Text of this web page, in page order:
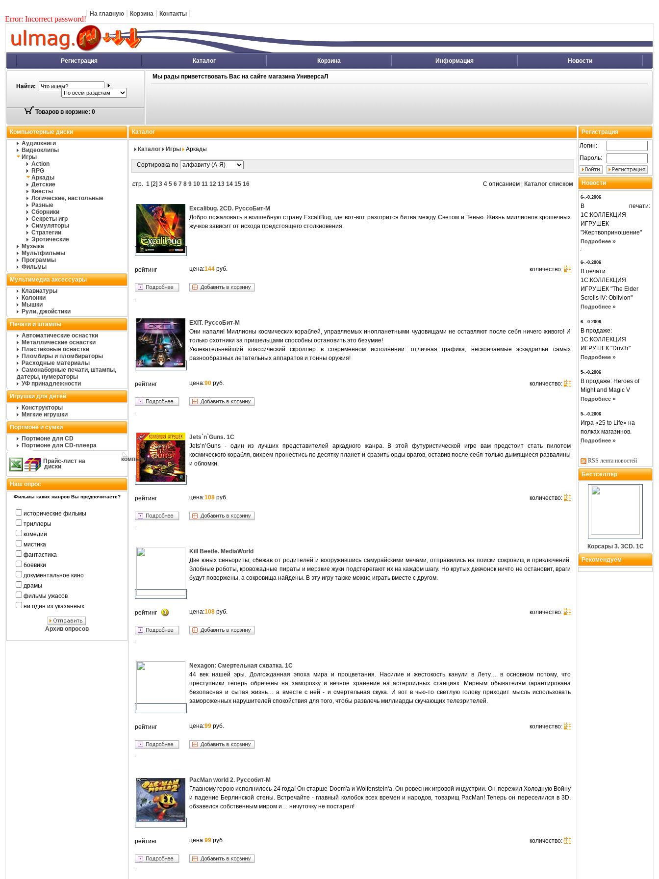
Error: Incorrect password!
На главную Корзина Контакты
Регистрация Каталог Корзина Информация Новости
Найти:
Товаров в корзине: 0
Мы рады приветствовать Вас на сайте магазина УниверсаЛ
Компьютерные диски
Аудиокниги
Видеоклипы
Игры
Action
RPG
Аркады
Детские
Квесты
Логические, настольные
Разные
Сборники
Секреты игр
Симуляторы
Стратегии
Эротические
Музыка
Мультфильмы
Программы
Фильмы
Мультимедиа аксессуары
Клавиатуры
Колонки
Мышки
Рули, джойстики
Печати и штампы
Автоматические оснастки
Металлические оснастки
Пластиковые оснастки
Пломбиры и пломбираторы
Расходные материалы
Самонаборные печати, штампы,
датеры, нумераторы
УФ принадлежности
Игрушки для детей
Конструкторы
Мягкие игрушки
Портмоне и сумки
Портмоне для CD
Портмоне для CD-плеера
Прайс-лист на
компьютерные
диски
Наш опрос
Фильмы каких жанров Вы предпочитаете?
исторические фильмы
триллеры
комедии
мистика
фантастика
боевики
документальное кино
драмы
фильмы ужасов
ни один из указанных
Архив опросов
Каталог
Каталог Игры Аркады
Сортировка по
стр. 1 [2] 3 4 5 6 7 8 9 10 11 12 13 14 15 16 С описанием Каталог списком
Excalibug. 2CD. РуссоБит-М
Добро пожаловать в волшебную страну ExcaliBug, где вот-вот разгорится битва между Светом и Тенью. Жизнь миллионов крошечных
жучков зависит от исхода предстоящего столкновения.
рейтинг цена:144 руб. количество:
EXIT. РуссоБит-М
Они напали! Миллионы космических кораблей, управляемых инопланетными чудовищами не оставляют после себя ничего живого! И
только охотники за пришельцами способны остановить это безумие!
Увлекательнейший классический скроллер в современном исполнении: отличная графика, нескончаемые эскадрильи самых
разнообразных летательных аппаратов и тонны оружия!
рейтинг цена:90 руб. количество:
Jets`n`Guns. 1С
Jets’n’Guns - один из лучших представителей аркадного жанра. В этой футуристической игре вам предстоит стать пилотом
космического корабля, вихрем пронестись по десятку планет и сразить орды врагов, оставив после себя только дымящиеся развалины
и обломки.
рейтинг цена:108 руб. количество:
Kill Beetle. MediaWorld
Две юных сеньориты, сбежав от родителей и вооружившись самурайскими мечами, отправились на поиски сокровищ и приключений.
Злобные роботы, кровожадные пираты и мерзкие жуки подстерегают их на каждом шагу. Но крутых девчонок ничто не остановит, враги
будут повержены, а сокровища найдены. В эту игру также можно играть вместе с другом.
рейтинг цена:108 руб. количество:
Nexagon: Смертельная схватка. 1С
44 век нашей эры. Долгожданная эпоха мира и процветания. Насилие и жестокость канули в Лету… в основном потому, что
преступники теперь обречены на заморозку и вечное хранение на астероидных станциях. Мирным обывателям гарантирована
безопасная и сытая жизнь… а вместе с ней - и смертельная скука. И вот в чью-то светлую голову приходит мысль использовать
замороженных нарушителей спокойствия для того, чтобы развлечь миллиарды скучающих телезрителей.
рейтинг цена:99 руб. количество:
PacMan world 2. Руссобит-М
Главному герою исполнилось 24 года! Он старше Doom'а и Wolfenstein'а. Он ровесник игровой индустрии. Он пережил Холодную Войну
и падение Берлинской стены. Встречайте - главный колобок всех времен и народов, товарищ PacMan! Теперь он переселился в 3D,
обзавелся собственным миром и… ничуточку не постарел!
рейтинг цена:99 руб. количество:
Регистрация
Логин:
Пароль:
Новости
6-.-0.2006
В печати:
1С:КОЛЛЕКЦИЯ
ИГРУШЕК
"Жертвоприношение"
Подробнее »
6-.-0.2006
В печати:
1С:КОЛЛЕКЦИЯ
ИГРУШЕК "The Elder
Scrolls IV: Oblivion"
Подробнее »
6-.-0.2006
В продаже:
1С:КОЛЛЕКЦИЯ
ИГРУШЕК "Driv3r"
Подробнее »
5-.-0.2006
В продаже: Hеroes of
Might and Magic V
Подробнее »
5-.-0.2006
Игра «25 to Life» на
полках магазинов.
Подробнее »
RSS лента новостей
Бестселлер
Корсары 3. 3CD. 1С
Рекомендуем